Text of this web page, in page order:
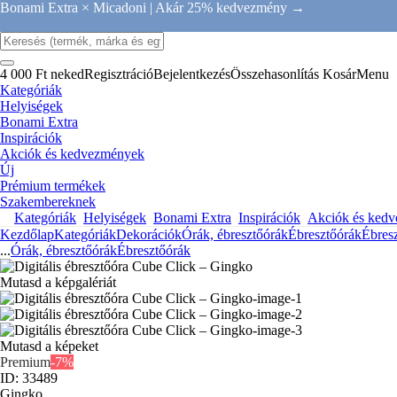
Bonami Extra × Micadoni | Akár 25% kedvezmény →
4 000 Ft nekedRegisztrációBejelentkezésÖsszehasonlítás KosárMenu
Kategóriák
Helyiségek
Bonami Extra
Inspirációk
Akciók és kedvezmények
Új
Prémium termékek
Szakembereknek
Kategóriák Helyiségek Bonami Extra Inspirációk Akciók és
KezdőlapKategóriákDekorációkÓrák, ébresztőórákÉbresztőórák
...Órák, ébresztőórákÉbresztőórák
Mutasd a képgalériát
Mutasd a képeket
Premium-7%
ID: 33489
Gingko